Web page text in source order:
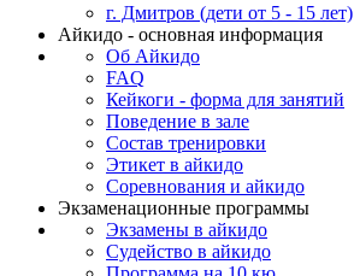
г. Дмитров (дети от 5 - 15 лет)
Айкидо - основная информация
Об Айкидо
FAQ
Кейкоги - форма для занятий
Поведение в зале
Состав тренировки
Этикет в айкидо
Соревнования и айкидо
Экзаменационные программы
Экзамены в айкидо
Судейство в айкидо